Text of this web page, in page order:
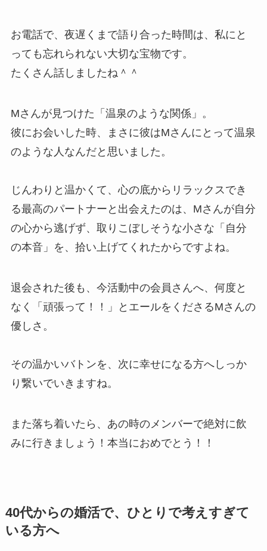
お電話で、夜遅くまで語り合った時間は、私にと
っても忘れられない大切な宝物です。
たくさん話しましたね＾＾
Mさんが見つけた「温泉のような関係」。
彼にお会いした時、まさに彼はMさんにとって温泉
のような人なんだと思いました。
じんわりと温かくて、心の底からリラックスでき
る最高のパートナーと出会えたのは、Mさんが自分
の心から逃げず、取りこぼしそうな小さな「自分
の本音」を、拾い上げてくれたからですよね。
退会された後も、今活動中の会員さんへ、何度と
なく「頑張って！！」とエールをくださるMさんの
優しさ。
その温かいバトンを、次に幸せになる方へしっか
り繋いでいきますね。
また落ち着いたら、あの時のメンバーで絶対に飲
みに行きましょう！本当におめでとう！！
40代からの婚活で、ひとりで考えすぎて
いる方へ